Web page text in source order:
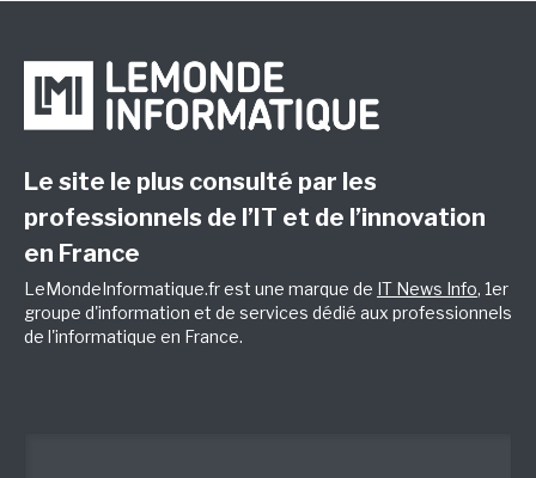
Le site le plus consulté par les
professionnels de l’IT et de l’innovation
en France
LeMondeInformatique.fr est une marque de IT News Info, 1er
groupe d'information et de services dédié aux professionnels
de l'informatique en France.